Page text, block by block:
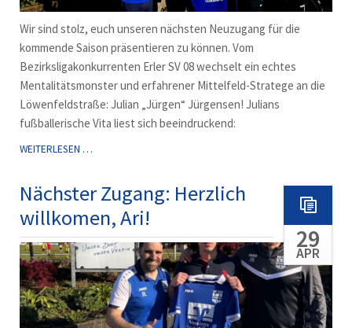
Wir sind stolz, euch unseren nächsten Neuzugang für die
kommende Saison präsentieren zu können. Vom
Bezirksligakonkurrenten Erler SV 08 wechselt ein echtes
Mentalitätsmonster und erfahrener Mittelfeld-Stratege an die
Löwenfeldstraße: Julian „Jürgen“ Jürgensen! Julians
fußballerische Vita liest sich beeindruckend:
WEITERLESEN …VFB
*WUNSCHTRANSFER*
Nächster Zugang: Herzlich
willkomen, Ari!
29
APR